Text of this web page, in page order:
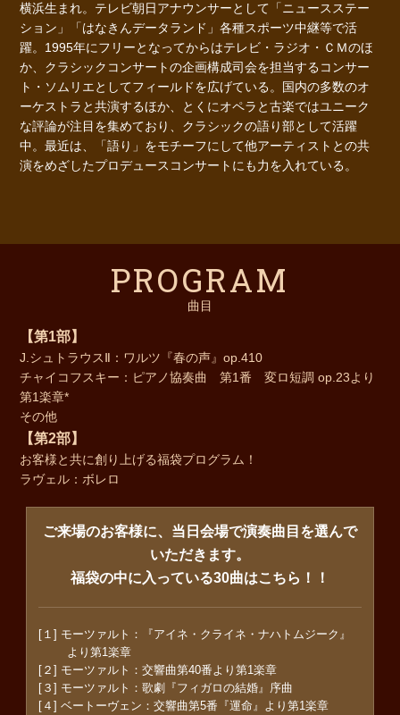
横浜生まれ。テレビ朝日アナウンサーとして「ニュースステー
ション」「はなきんデータランド」各種スポーツ中継等で活
躍。1995年にフリーとなってからはテレビ・ラジオ・ＣＭのほ
か、クラシックコンサートの企画構成司会を担当するコンサー
ト・ソムリエとしてフィールドを広げている。国内の多数のオ
ーケストラと共演するほか、とくにオペラと古楽ではユニーク
な評論が注目を集めており、クラシックの語り部として活躍
中。最近は、「語り」をモチーフにして他アーティストとの共
演をめざしたプロデュースコンサートにも力を入れている。
PROGRAM
曲目
【第1部】
J.シュトラウスⅡ：ワルツ『春の声』op.410
チャイコフスキー：ピアノ協奏曲 第1番 変ロ短調 op.23より
第1楽章*
その他
【第2部】
お客様と共に創り上げる福袋プログラム！
ラヴェル：ボレロ
ご来場のお客様に、当日会場で演奏曲目を選んで
いただきます。
福袋の中に入っている30曲はこちら！！
[１] モーツァルト：『アイネ・クライネ・ナハトムジーク』
より第1楽章
[２] モーツァルト：交響曲第40番より第1楽章
[３] モーツァルト：歌劇『フィガロの結婚』序曲
[４] ベートーヴェン：交響曲第5番『運命』より第1楽章